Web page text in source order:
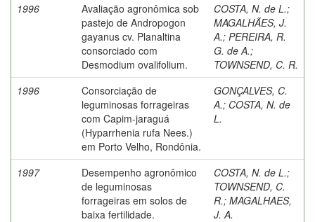
1996
Avaliação agronômica sob
pastejo de Andropogon
gayanus cv. Planaltina
consorciado com
Desmodium ovalifolium.
COSTA, N. de L.;
MAGALHÃES, J.
A.; PEREIRA, R.
G. de A.;
TOWNSEND, C. R.
1996
Consorciação de
leguminosas forrageiras
com Capim-jaraguá
(Hyparrhenia rufa Nees.)
em Porto Velho, Rondônia.
GONÇALVES, C.
A.; COSTA, N. de
L.
1997
Desempenho agronômico
de leguminosas
forrageiras em solos de
baixa fertilidade.
COSTA, N. de L.;
TOWNSEND, C.
R.; MAGALHAES,
J. A.